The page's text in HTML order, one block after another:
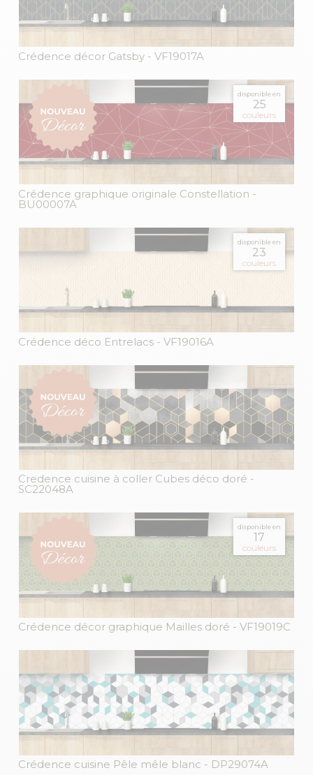
Crédence décor Gatsby - VF19017A
disponible en
25
couleurs
Crédence graphique originale Constellation -
BU00007A
disponible en
23
couleurs
Crédence déco Entrelacs - VF19016A
Credence cuisine à coller Cubes déco doré -
SC22048A
disponible en
17
couleurs
Crédence décor graphique Mailles doré - VF19019C
Crédence cuisine Pêle mêle blanc - DP29074A